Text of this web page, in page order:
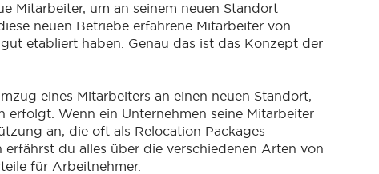
Mitarbeiter, um an seinem neuen Standort
neuen Betriebe erfahrene Mitarbeiter von
etabliert haben. Genau das ist das Konzept der
eines Mitarbeiters an einen neuen Standort,
erfolgt. Wenn ein Unternehmen seine Mitarbeiter
an, die oft als Relocation Packages
du alles über die verschiedenen Arten von
für Arbeitnehmer.